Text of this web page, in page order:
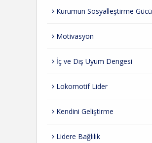
Kurumun Sosyalleştirme Gücü
Motivasyon
İç ve Dış Uyum Dengesi
Lokomotif Lider
Kendini Geliştirme
Lidere Bağlılık